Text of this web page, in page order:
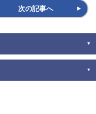
次の記事へ